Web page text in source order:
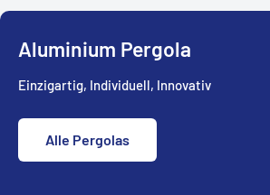
Aluminium Pergola
Einzigartig, Individuell, Innovativ
Alle Pergolas